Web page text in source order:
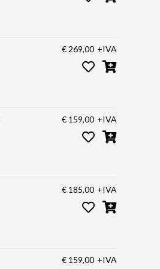
€ 269,00 +IVA
€ 159,00 +IVA
€ 185,00 +IVA
€ 159,00 +IVA